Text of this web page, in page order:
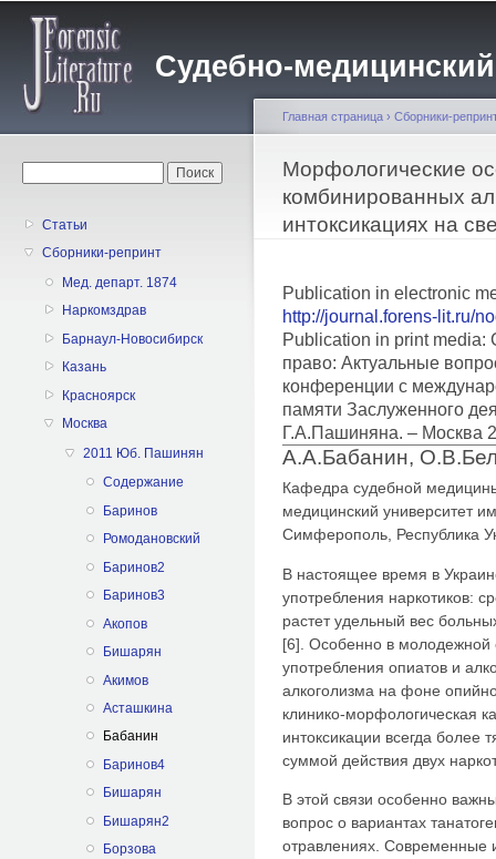
Судебно-
Статьи
Сборники-репринт
Мед. департ. 1874
Наркомздрав
Барнаул-Новосибирск
Казань
Красноярск
Москва
2011 Юб. Пашинян
Содержание
Баринов
Ромодановский
Баринов2
Баринов3
Акопов
Бишарян
Акимов
Асташкина
Бабанин
Баринов4
Бишарян
Бишарян2
Борзова
Вы здесь
Главная страница › Сборники-
Морфологические
комбинированных
интоксикациях на
Publication in electronic
http://journal.forens-lit.ru/
Publication in print media:
право: Актуальные
конференции с
памяти Заслуженного
Г.А.Пашиняна. – Москва
А.А.Бабанин,
Кафедра судебной
медицинский университет
Симферополь, Республика
В настоящее время в
употребления наркотиков:
растет удельный вес
[6]. Особенно в молодежной
употребления опиатов и
алкоголизма на фоне
клинико-морфологическая
интоксикации всегда более
суммой действия двух
В этой связи особенно
вопрос о вариантах
отравлениях. Современные